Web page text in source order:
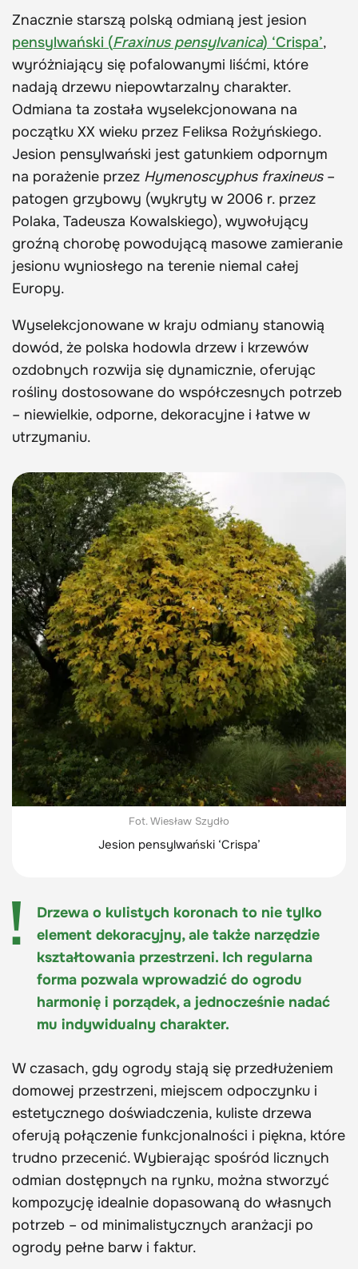
Znacznie starszą polską odmianą jest jesion
pensylwański (Fraxinus pensylvanica) ‘Crispa’,
wyróżniający się pofalowanymi liśćmi, które
nadają drzewu niepowtarzalny charakter.
Odmiana ta została wyselekcjonowana na
początku XX wieku przez Feliksa Rożyńskiego.
Jesion pensylwański jest gatunkiem odpornym
na porażenie przez Hymenoscyphus fraxineus–
patogen grzybowy (wykryty w 2006 r. przez
Polaka, Tadeusza Kowalskiego), wywołujący
groźną chorobę powodującą masowe zamieranie
jesionu wyniosłego na terenie niemal całej
Europy.
Wyselekcjonowane w kraju odmiany stanowią
dowód, że polska hodowla drzew i krzewów
ozdobnych rozwija się dynamicznie, oferując
rośliny dostosowane do współczesnych potrzeb
– niewielkie, odporne, dekoracyjne i łatwe w
utrzymaniu.
Fot. Wiesław Szydło
Jesion pensylwański ‘Crispa’
Drzewa o kulistych koronach to nie tylko
element dekoracyjny, ale także narzędzie
kształtowania przestrzeni. Ich regularna
forma pozwala wprowadzić do ogrodu
harmonię i porządek, a jednocześnie nadać
mu indywidualny charakter.
W czasach, gdy ogrody stają się przedłużeniem
domowej przestrzeni, miejscem odpoczynku i
estetycznego doświadczenia, kuliste drzewa
oferują połączenie funkcjonalności i piękna, które
trudno przecenić. Wybierając spośród licznych
odmian dostępnych na rynku, można stworzyć
kompozycję idealnie dopasowaną do własnych
potrzeb – od minimalistycznych aranżacji po
ogrody pełne barw i faktur.